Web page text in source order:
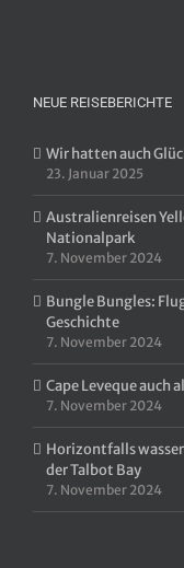
NEUE REISEBERICHTE
Wir hatten auch
23. Januar 2025
Australienreisen
Nationalpark
7. November 2024
Bungle Bungles:
Geschichte
7. November 2024
Cape Leveque auch
7. November 2024
Horizontfalls
der Talbot Bay
7. November 2024